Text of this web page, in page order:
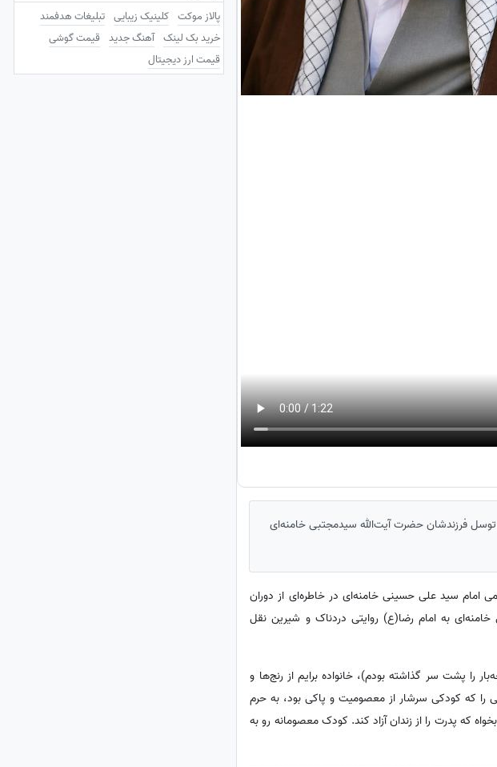
توسل فرزندشان حضرت آیت‌الله سیدمجتبی خامنه‌ای
امام سید علی حسینی خامنه‌ای در خاطره‌ای از دوران
خامنه‌ای به امام رضا(ع) روایتی دردناک و شیرین نقل
پشت سر گذاشته بودم)، خانواده برایم از رنج‌ها و
که کودکی سرشار از معصومیت و پاکی بود، به حرم
که پدرت را از زندان آزاد کند. کودک معصومانه رو به
پالاز موکت کلینیک زیبایی تبلیغات هدفمند
خرید بک لینک آهنگ جدید قیمت گوشی
قیمت ارز دیجیتال